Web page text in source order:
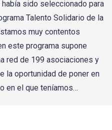
había sido seleccionado para
Talento Solidario de la
muy contentos
este programa supone
red de 199 asociaciones y
la oportunidad de poner en
en el que teníamos…